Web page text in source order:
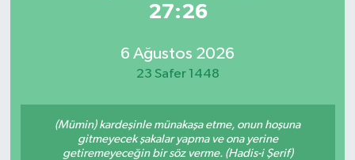
27:26
6 Ağustos 2026
23 Safer 1448
(Mümin) kardeşinle münakaşa etme, onun hoşuna
gitmeyecek şakalar yapma ve ona yerine
getiremeyeceğin bir söz verme. (Hadis-i Şerif)
Son Dakika Haberleri